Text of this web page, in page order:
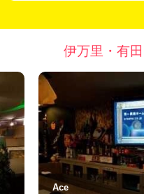
伊万里・有
モアナ